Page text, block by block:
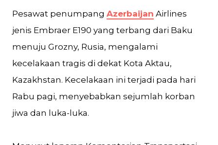
Pesawat penumpang Azerbaijan Airlines
jenis Embraer E190 yang terbang dari Baku
menuju Grozny, Rusia, mengalami
kecelakaan tragis di dekat Kota Aktau,
Kazakhstan. Kecelakaan ini terjadi pada hari
Rabu pagi, menyebabkan sejumlah korban
jiwa dan luka-luka.